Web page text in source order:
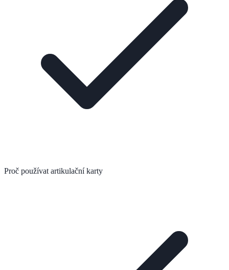
Proč používat artikulační karty